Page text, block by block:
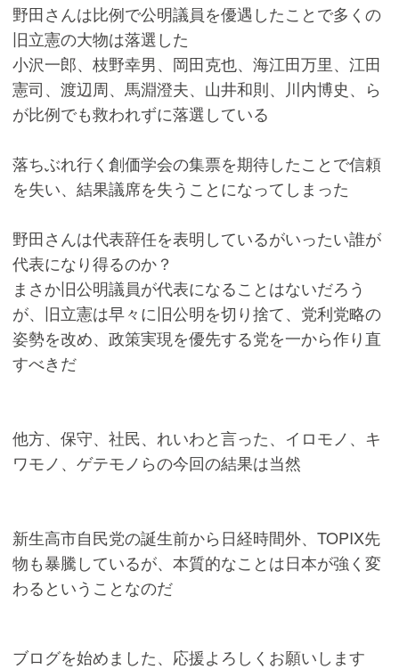
野田さんは比例で公明議員を優遇したことで多くの
旧立憲の大物は落選した
小沢一郎、枝野幸男、岡田克也、海江田万里、江田
憲司、渡辺周、馬淵澄夫、山井和則、川内博史、ら
が比例でも救われずに落選している
落ちぶれ行く創価学会の集票を期待したことで信頼
を失い、結果議席を失うことになってしまった
野田さんは代表辞任を表明しているがいったい誰が
代表になり得るのか？
まさか旧公明議員が代表になることはないだろう
が、旧立憲は早々に旧公明を切り捨て、党利党略の
姿勢を改め、政策実現を優先する党を一から作り直
すべきだ
他方、保守、社民、れいわと言った、イロモノ、キ
ワモノ、ゲテモノらの今回の結果は当然
新生高市自民党の誕生前から日経時間外、TOPIX先
物も暴騰しているが、本質的なことは日本が強く変
わるということなのだ
ブログを始めました、応援よろしくお願いします